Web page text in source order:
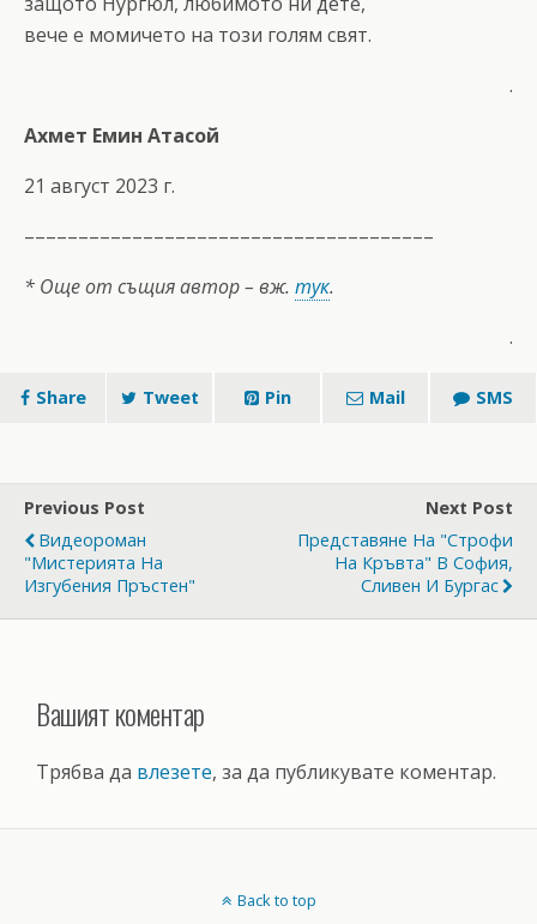
вече е момичето на този голям свят.
.
Ахмет Емин Атасой
21 август 2023 г.
––––––––––––––––––––––––––––––––––––––
* Още от същия автор – вж. тук.
.
Share Tweet Pin Mail SMS
Previous Post
Видеороман
"Мистерията На
Изгубения Пръстен"
Next Post
Представяне На "Строфи
На Кръвта" В София,
Сливен И Бургас
Вашият коментар
Трябва да влезете, за да публикувате коментар.
Back to top